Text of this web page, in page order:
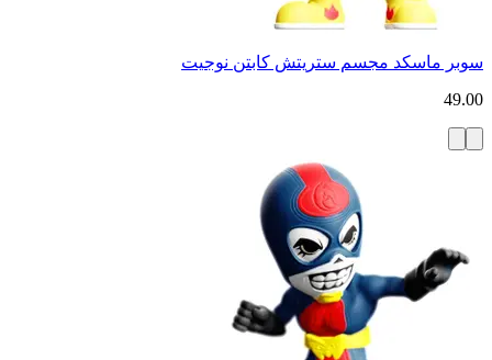
سوبر ماسكد مجسم ستريتش كابتن نوجيت
49.00